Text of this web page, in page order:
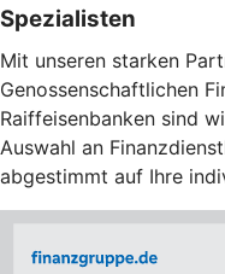
Spezialisten
Mit unseren starken
Genossenschaftlichen
Raiffeisenbanken sind
Auswahl an
abgestimmt auf Ihre